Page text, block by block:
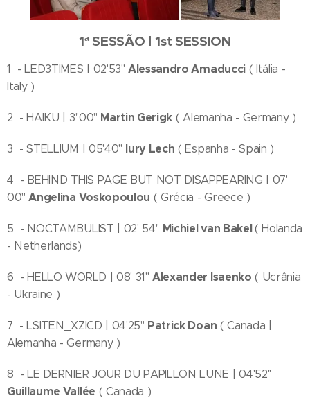
1ª SESSÃO | 1st SESSION
1 - LED3TIMES | 02'53'' Alessandro Amaducci( Itália -
Italy )
2 - HAIKU | 3''00'' Martin Gerigk ( Alemanha - Germany )
3 - STELLIUM | 05'40'' Iury Lech ( Espanha - Spain )
4 - BEHIND THIS PAGE BUT NOT DISAPPEARING | 07'
00''Angelina Voskopoulou ( Grécia - Greece )
5 - NOCTAMBULIST | 02' 54'' Michiel van Bakel( Holanda
- Netherlands)
6 - HELLO WORLD | 08' 31''Alexander Isaenko ( Ucrânia
- Ukraine )
7 - LSITEN_XZICD | 04'25'' Patrick Doan ( Canada |
Alemanha - Germany )
8 - LE DERNIER JOUR DU PAPILLON LUNE | 04'52''
Guillaume Vallée ( Canada )